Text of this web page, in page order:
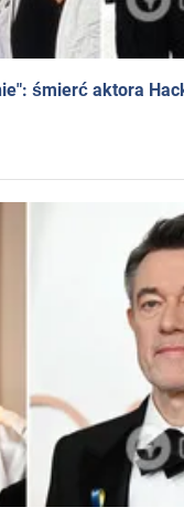
śmierć aktora